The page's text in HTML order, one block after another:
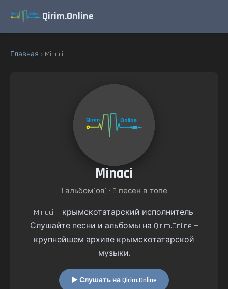
Qirim.Online
Главная › Minaci
Minaci
1 альбом(ов) • 5 песен в топе
Minaci — крымскотатарский исполнитель.
Слушайте песни и альбомы на Qirim.Online —
крупнейшем архиве крымскотатарской
музыки.
▶ Слушать на Qirim.Online